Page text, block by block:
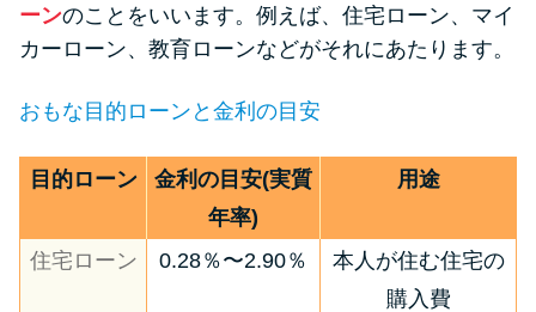
ーンのことをいいます。例えば、住宅ローン、マイ
カーローン、教育ローンなどがそれにあたります。
おもな目的ローンと金利の目安
目的ローン
金利の目安(実質
年率)
用途
住宅ローン 0.28％〜2.90％
本人が住む住宅の
購入費